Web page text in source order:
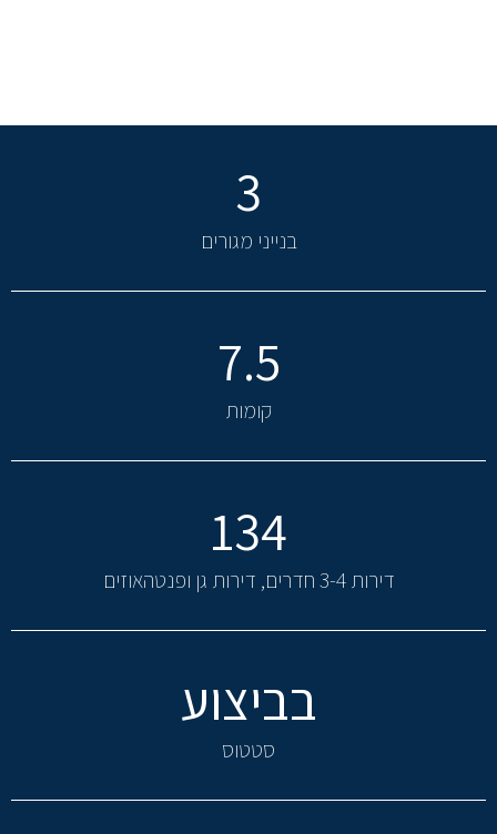
3
בנייני מגורים
7.5
קומות
134
דירות 3-4 חדרים, דירות גן ופנטהאוזים
בביצוע
סטטוס